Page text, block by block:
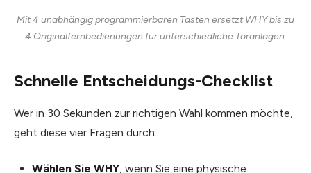
Mit 4 unabhängig programmierbaren Tasten ersetzt WHY bis zu
4 Originalfernbedienungen für unterschiedliche Toranlagen.
Schnelle Entscheidungs-Checklist
Wer in 30 Sekunden zur richtigen Wahl kommen möchte,
geht diese vier Fragen durch:
Wählen Sie WHY, wenn Sie eine physische